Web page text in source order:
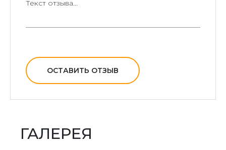
ОСТАВИТЬ ОТЗЫВ
ГАЛЕРЕЯ